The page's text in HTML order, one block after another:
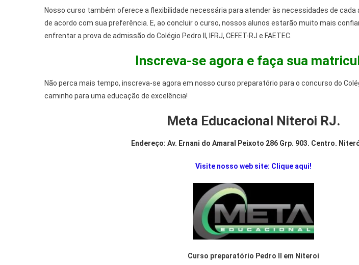
Nosso curso também oferece a flexibilidade necessária para atender às necessidades de cada
de acordo com sua preferência. E, ao concluir o curso, nossos alunos estarão muito mais
enfrentar a prova de admissão do Colégio Pedro II, IFRJ, CEFET-RJ e FAETEC.
Inscreva-se agora e faça sua
Não perca mais tempo, inscreva-se agora em nosso curso preparatório para o concurso do
caminho para uma educação de excelência!
Meta Educacional Niteroi RJ.
Endereço: Av. Ernani do Amaral Peixoto 286 Grp. 903. Centro.
Visite nosso web site: Clique aqui!
Curso preparatório Pedro II em Niteroi